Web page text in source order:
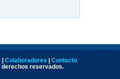
Colaboradores
Contacto
derechos reservados.